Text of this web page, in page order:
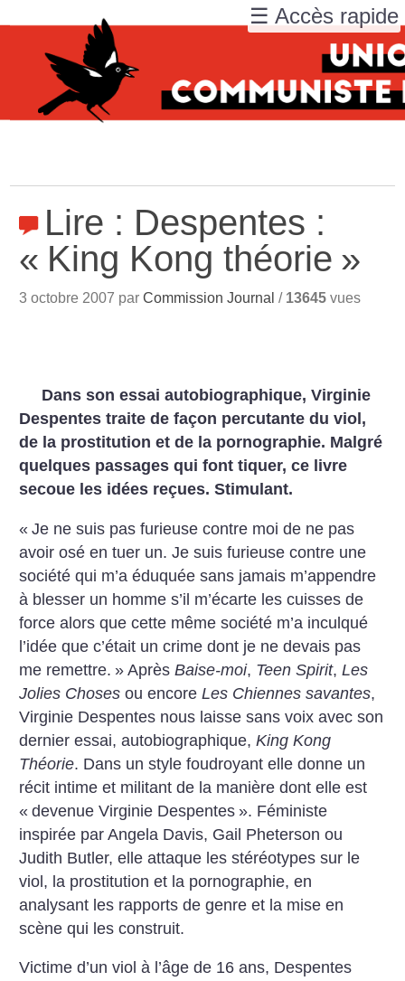
Lire : Despentes :
« King Kong théorie »
3 octobre 2007 parCommission Journal / 13645 vues
Dans son essai autobiographique, Virginie
Despentes traite de façon percutante du viol,
de la prostitution et de la pornographie. Malgré
quelques passages qui font tiquer, ce livre
secoue les idées reçues. Stimulant.
« Je ne suis pas furieuse contre moi de ne pas
avoir osé en tuer un. Je suis furieuse contre une
société qui m’a éduquée sans jamais m’appendre
à blesser un homme s’il m’écarte les cuisses de
force alors que cette même société m’a inculqué
l’idée que c’était un crime dont je ne devais pas
me remettre. »AprèsBaise-moi, Teen Spirit,Les
Jolies Choses ou encoreLes Chiennes savantes,
Virginie Despentes nous laisse sans voix avec son
dernier essai, autobiographique,King Kong
Théorie. Dans un style foudroyant elle donne un
récit intime et militant de la manière dont elle est
« devenue Virginie Despentes ». Féministe
inspirée par Angela Davis, Gail Pheterson ou
Judith Butler, elle attaque les stéréotypes sur le
viol, la prostitution et la pornographie, en
analysant les rapports de genre et la mise en
scène qui les construit.
Victime d’un viol à l’âge de 16 ans, Despentes
☰ Accès rapide